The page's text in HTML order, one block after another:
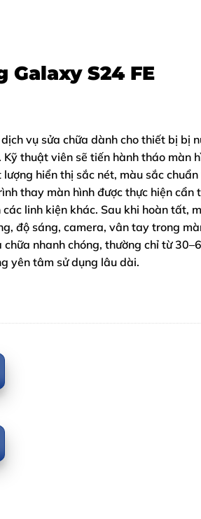
S24 FE
vụ sửa chữa dành cho thiết bị bị
thuật viên sẽ tiến hành tháo màn
hiển thị sắc nét, màu sắc
thay màn hình được thực hiện cẩn
linh kiện khác. Sau khi hoàn tất,
độ sáng, camera, vân tay trong
nhanh chóng, thường chỉ từ
yên tâm sử dụng lâu dài.